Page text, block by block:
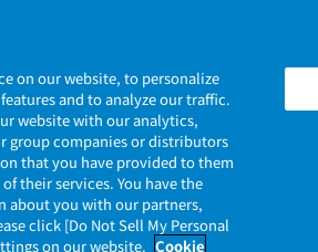
マイナンバー情報保護ポリシー
on our website, to personalize
and to analyze our traffic.
website with our analytics,
group companies or distributors
that you have provided to them
their services. You have the
about you with our partners,
click [Do Not Sell My Personal
on our website. Cookie